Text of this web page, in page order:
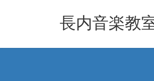
長内音楽教